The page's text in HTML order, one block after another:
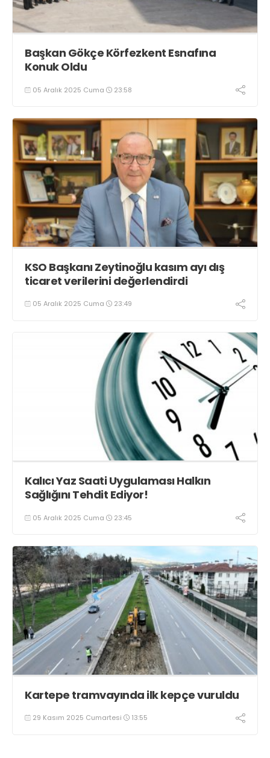
Başkan Gökçe Körfezkent Esnafına
Konuk Oldu
05 Aralık 2025 Cuma 23:58
KSO Başkanı Zeytinoğlu kasım ayı dış
ticaret verilerini değerlendirdi
05 Aralık 2025 Cuma 23:49
Kalıcı Yaz Saati Uygulaması Halkın
Sağlığını Tehdit Ediyor!
05 Aralık 2025 Cuma 23:45
Kartepe tramvayında ilk kepçe vuruldu
29 Kasım 2025 Cumartesi 13:55